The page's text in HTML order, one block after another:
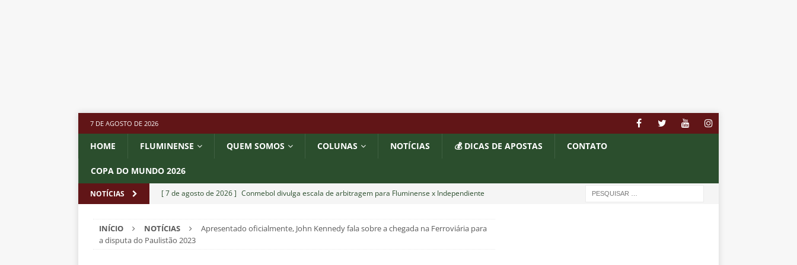
7 DE AGOSTO DE 2026
HOME FLUMINENSE QUEM SOMOS COLUNAS NOTÍCIAS 💰 DICAS DE APOSTAS CONTATO
COPA DO MUNDO 2026
NOTÍCIAS [ 7 de agosto de 2026 ] Conmebol divulga escala de arbitragem para Fluminense x Independiente
[ 7 de agosto de 2026 ] Urgente: Fluminense revela resultados dos exames de John Kennedy
INÍCIO NOTÍCIAS
Apresentado oficialmente, John Kennedy fala sobre a chegada na Ferroviária para
a disputa do Paulistão 2023